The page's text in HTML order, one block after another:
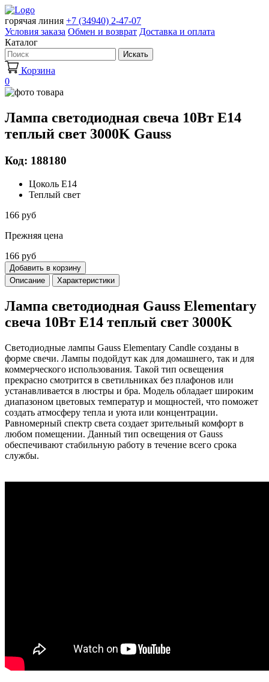
горячая линия +7 (34940) 2-47-07
Условия заказа Обмен и возврат Доставка и оплата
Каталог
Искать
Корзина
0
Лампа светодиодная свеча 10Вт E14
теплый свет 3000K Gauss
Код: 188180
Цоколь Е14
Теплый свет
166 руб
Прежняя цена
166 руб
Добавить в корзину
Описание
Характеристики
Лампа светодиодная Gauss Elementary
свеча 10Вт E14 теплый свет 3000K
Светодиодные лампы Gauss Elementary Candle созданы в
форме свечи. Лампы подойдут как для домашнего, так и для
коммерческого использования. Такой тип освещения
прекрасно смотрится в светильниках без плафонов или
устанавливается в люстры и бра. Модель обладает широким
диапазоном цветовых температур и мощностей, что поможет
создать атмосферу тепла и уюта или концентрации.
Равномерный спектр света создает зрительный комфорт в
любом помещении. Данный тип освещения от Gauss
обеспечивают стабильную работу в течение всего срока
службы.